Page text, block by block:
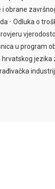
obrane
• Odluka o
u program
jezika